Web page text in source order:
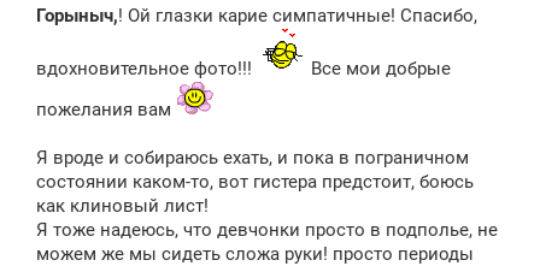
б
н
е
Горыныч,! Ой глазки карие симпатичные! Спасибо,
вдохновительное фото!!!
Все мои добрые
пожелания вам
Я вроде и собираюсь ехать, и пока в пограничном
состоянии каком-то, вот гистера предстоит, боюсь
как клиновый лист!
Я тоже надеюсь, что девчонки просто в подполье, не
можем же мы сидеть сложа руки! просто периоды